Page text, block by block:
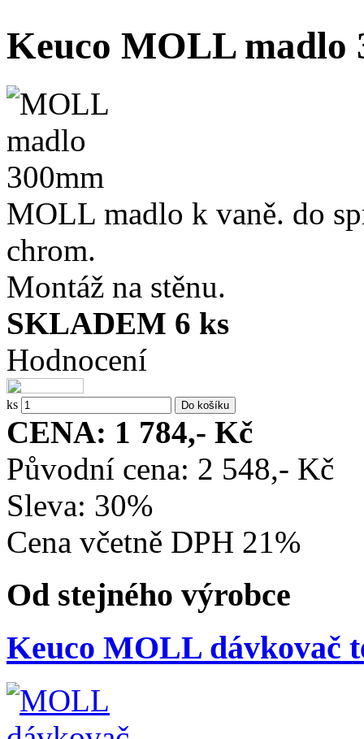
Keuco MOLL madlo
MOLL madlo k vaně. do
chrom.
Montáž na stěnu.
SKLADEM 6 ks
Hodnocení
ks
CENA: 1 784,- Kč
Původní cena: 2 548,- Kč
Sleva: 30%
Cena včetně DPH 21%
Od stejného výrobce
Keuco MOLL dávkovač